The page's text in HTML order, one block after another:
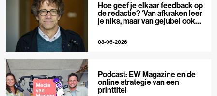
Hoe geef je elkaar feedback op
de redactie? ‘Van afkraken leer
je niks, maar van gejubel ook
03-06-2026
Podcast: EW Magazine en de
online strategie van een
printtitel